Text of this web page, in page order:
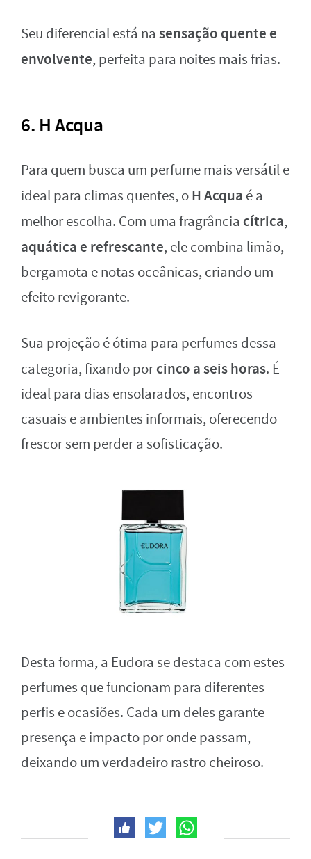
Seu diferencial está na sensação quente e
envolvente, perfeita para noites mais frias.
6. H Acqua
Para quem busca um perfume mais versátil e
ideal para climas quentes, oH Acqua é a
melhor escolha. Com uma fragrância cítrica,
aquática e refrescante, ele combina limão,
bergamota e notas oceânicas, criando um
efeito revigorante.
Sua projeção é ótima para perfumes dessa
categoria, fixando porcinco a seis horas. É
ideal para dias ensolarados, encontros
casuais e ambientes informais, oferecendo
frescor sem perder a sofisticação.
Desta forma, a Eudora se destaca com estes
perfumes que funcionam para diferentes
perfis e ocasiões. Cada um deles garante
presença e impacto por onde passam,
deixando um verdadeiro rastro cheiroso.